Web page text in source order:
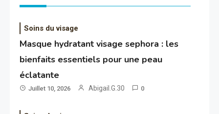
Soins du visage
Masque hydratant visage sephora : les
bienfaits essentiels pour une peau
éclatante
Juillet 10, 2026 Abigail.G.30 0